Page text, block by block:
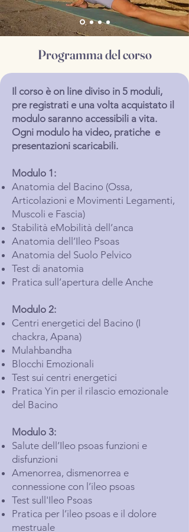
Programma del corso
Il corso è on line diviso in 5 moduli,
pre registrati e una volta acquistato il
modulo saranno accessibili a vita.
Ogni modulo ha video, pratiche e
presentazioni scaricabili.
Modulo 1:
Anatomia del Bacino (Ossa,
Articolazioni e Movimenti Legamenti,
Muscoli e Fascia)
Stabilità eMobilità dell’anca
Anatomia dell’Ileo Psoas
Anatomia del Suolo Pelvico
Test di anatomia
Pratica sull’apertura delle Anche
Modulo 2:
Centri energetici del Bacino (I
chackra, Apana)
Mulahbandha
Blocchi Emozionali
Test sui centri energetici
Pratica Yin per il rilascio emozionale
del Bacino
Modulo 3:
Salute dell’Ileo psoas funzioni e
disfunzioni
Amenorrea, dismenorrea e
connessione con l’ileo psoas
Test sull'Ileo Psoas
Pratica per l’ileo psoas e il dolore
mestruale